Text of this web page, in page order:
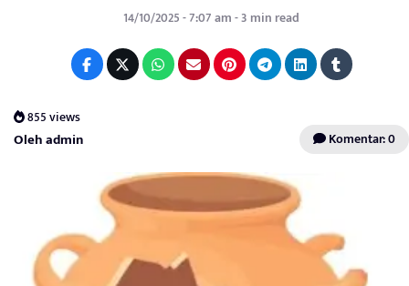
14/10/2025 - 7:07 am - 3 min read
855 views
Oleh admin Komentar: 0